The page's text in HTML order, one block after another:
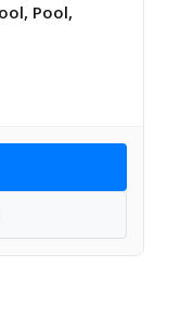
Pool,